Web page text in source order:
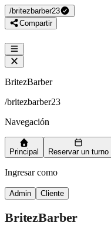
/britezbarber23
Compartir
BritezBarber
/britezbarber23
Navegación
Principal Reservar un turno
Ingresar como
Admin Cliente
BritezBarber